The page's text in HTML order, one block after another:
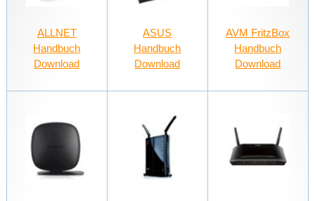
ALLNET
Handbuch
Download
ASUS
Handbuch
Download
AVM FritzBox
Handbuch
Download